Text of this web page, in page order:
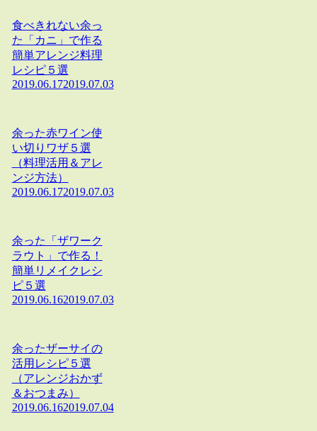
食べきれない余っ
た「カニ」で作る
簡単アレンジ料理
レシピ５選
2019.06.172019.07.03
余った赤ワイン使
い切りワザ５選
（料理活用＆アレ
ンジ方法）
2019.06.172019.07.03
余った「ザワーク
ラウト」で作る！
簡単リメイクレシ
ピ５選
2019.06.162019.07.03
余ったザーサイの
活用レシピ５選
（アレンジおかず
＆おつまみ）
2019.06.162019.07.04